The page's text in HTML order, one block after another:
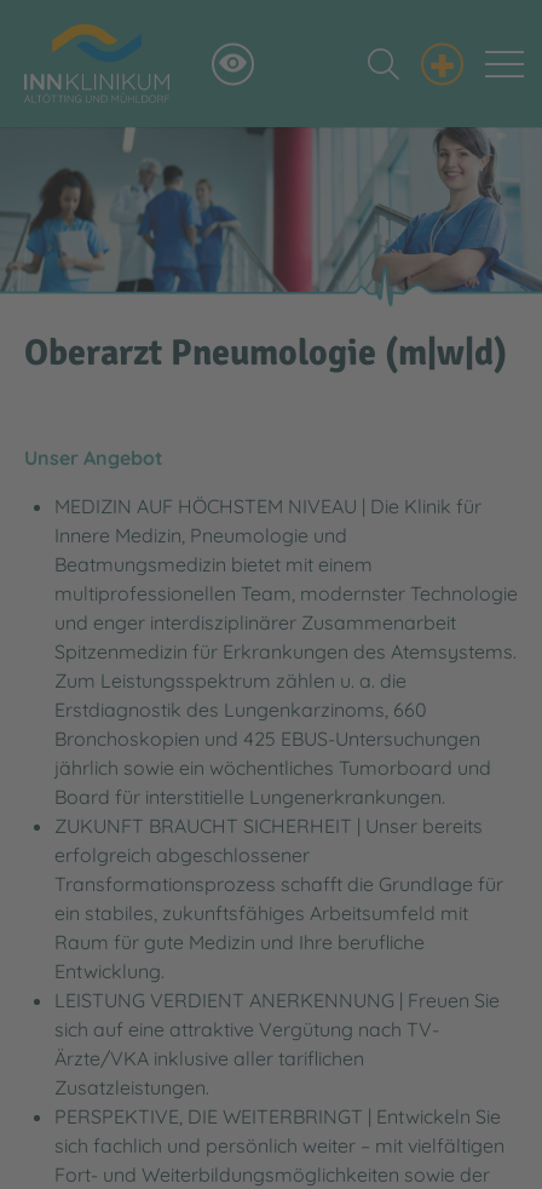
+
Oberarzt Pneumologie (m|w|d)
Unser Angebot
MEDIZIN AUF HÖCHSTEM NIVEAU | Die Klinik für
Innere Medizin, Pneumologie und
Beatmungsmedizin bietet mit einem
multiprofessionellen Team, modernster Technologie
und enger interdisziplinärer Zusammenarbeit
Spitzenmedizin für Erkrankungen des Atemsystems.
Zum Leistungsspektrum zählen u. a. die
Erstdiagnostik des Lungenkarzinoms, 660
Bronchoskopien und 425 EBUS-Untersuchungen
jährlich sowie ein wöchentliches Tumorboard und
Board für interstitielle Lungenerkrankungen.
ZUKUNFT BRAUCHT SICHERHEIT | Unser bereits
erfolgreich abgeschlossener
Transformationsprozess schafft die Grundlage für
ein stabiles, zukunftsfähiges Arbeitsumfeld mit
Raum für gute Medizin und Ihre berufliche
Entwicklung.
LEISTUNG VERDIENT ANERKENNUNG | Freuen Sie
sich auf eine attraktive Vergütung nach TV-
Ärzte/VKA inklusive aller tariflichen
Zusatzleistungen.
PERSPEKTIVE, DIE WEITERBRINGT | Entwickeln Sie
sich fachlich und persönlich weiter – mit vielfältigen
Fort- und Weiterbildungsmöglichkeiten sowie der